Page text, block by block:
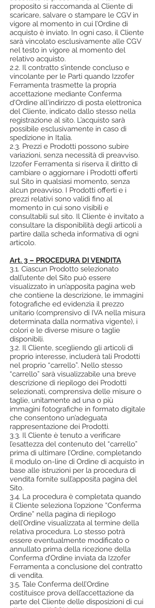
proposito si raccomanda al Cliente di
scaricare, salvare o stampare le CGV in
vigore al momento in cui l’Ordine di
acquisto è inviato. In ogni caso, il Cliente
sarà vincolato esclusivamente alle CGV
nel testo in vigore al momento del
relativo acquisto.
2.2. Il contratto s’intende concluso e
vincolante per le Parti quando Izzofer
Ferramenta trasmette la propria
accettazione mediante Conferma
d'Ordine all'indirizzo di posta elettronica
del Cliente, indicato dallo stesso nella
registrazione al sito. L’acquisto sarà
possibile esclusivamente in caso di
spedizione in Italia.
2.3. Prezzi e Prodotti possono subire
variazioni, senza necessità di preavviso.
Izzofer Ferramenta si riserva il diritto di
cambiare o aggiornare i Prodotti offerti
sul Sito in qualsiasi momento, senza
alcun preavviso. I Prodotti offerti e i
prezzi relativi sono validi fino al
momento in cui sono visibili e
consultabili sul sito. Il Cliente è invitato a
consultare la disponibilità degli articoli a
partire dalla scheda informativa di ogni
articolo.
Art. 3 – PROCEDURA DI VENDITA
3.1. Ciascun Prodotto selezionato
dall’utente del Sito può essere
visualizzato in un’apposita pagina web
che contiene la descrizione, le immagini
fotografiche ed evidenzia il prezzo
unitario (comprensivo di IVA nella misura
determinata dalla normativa vigente), i
colori e le diverse misure o taglie
disponibili.
3.2. Il Cliente, scegliendo gli articoli di
proprio interesse, includerà tali Prodotti
nel proprio “carrello”. Nello stesso
“carrello” sarà visualizzabile una breve
descrizione di riepilogo dei Prodotti
selezionati, comprensiva delle misure o
taglie, unitamente ad una o più
immagini fotografiche in formato digitale
che consentono un’adeguata
rappresentazione dei Prodotti.
3.3. Il Cliente è tenuto a verificare
l’esattezza del contenuto del “carrello”
prima di ultimare l’Ordine, completando
il modulo on-line di Ordine di acquisto in
base alle istruzioni per la procedura di
vendita fornite sull’apposita pagina del
Sito.
3.4. La procedura è completata quando
il Cliente seleziona l’opzione “Conferma
Ordine” nella pagina di riepilogo
dell’Ordine visualizzata al termine della
relativa procedura. Lo stesso potrà
essere eventualmente modificato o
annullato prima della ricezione della
Conferma d’Ordine inviata da Izzofer
Ferramenta a conclusione del contratto
di vendita.
3.5. Tale Conferma dell’Ordine
costituisce prova dell’accettazione da
parte del Cliente delle disposizioni di cui